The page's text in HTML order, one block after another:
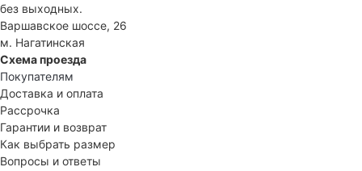
без выходных.
Варшавское шоссе, 26
м. Нагатинская
Схема проезда
Покупателям
Доставка и оплата
Рассрочка
Гарантии и возврат
Как выбрать размер
Вопросы и ответы